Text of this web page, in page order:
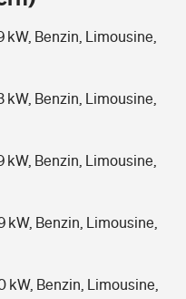
finden
für deine Kids
ich im Alter?
kW, Benzin, Limousine,
kW, Benzin, Limousine,
kW, Benzin, Limousine,
kW, Benzin, Limousine,
kW, Benzin, Limousine,